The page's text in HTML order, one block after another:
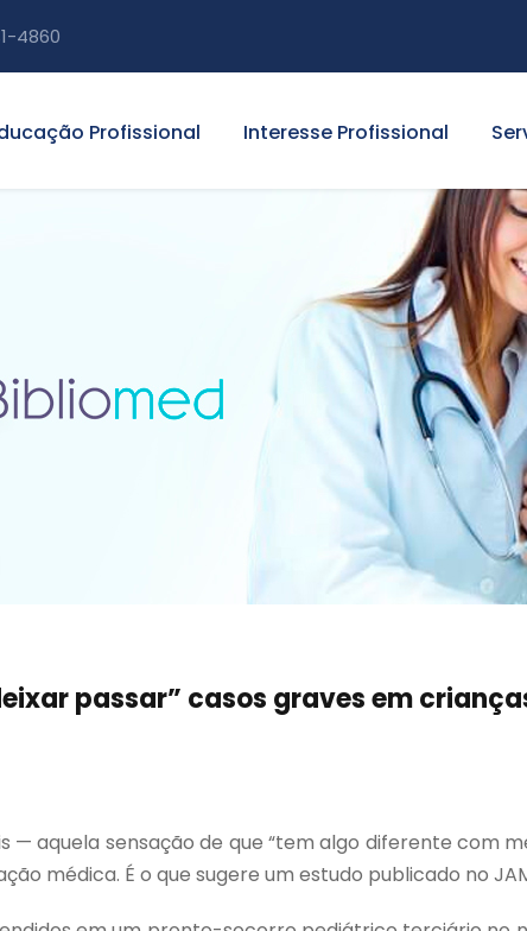
4860
Profissional Interesse Profissional
passar” casos graves em
— aquela sensação de que “tem algo diferente com
médica. É o que sugere um estudo publicado no